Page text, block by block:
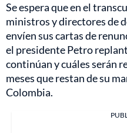
Se espera que en el
ministros y directores de
envíen sus cartas de
el presidente Petro
continúan y cuáles serán
meses que restan de su
Colombia.